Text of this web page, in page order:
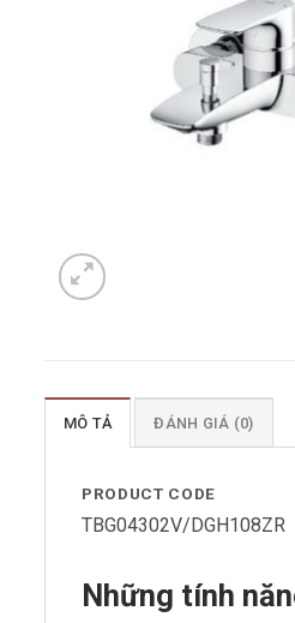
MÔ TẢ ĐÁNH GIÁ (0)
PRODUCT CODE
TBG04302V/DGH108ZR
Những tính